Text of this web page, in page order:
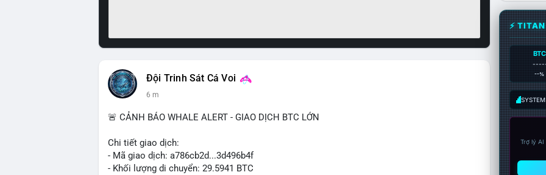
Đội Trinh Sát Cá Voi
6 m
🚨 CẢNH BÁO WHALE ALERT - GIAO DỊCH BTC LỚN
Chi tiết giao dịch:
- Mã giao dịch: a786cb2d...3d496b4f
- Khối lượng di chuyển: 29.5941 BTC
⚡
BTC
--%
Trợ lý